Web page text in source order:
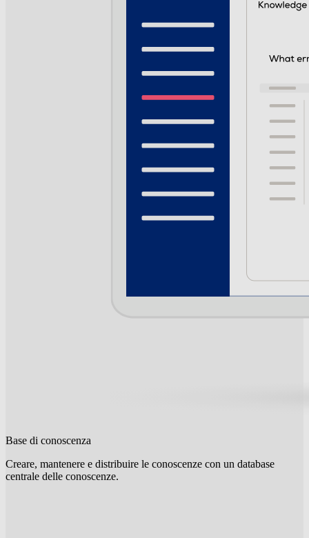
Base di conoscenza
Creare, mantenere e distribuire le conoscenze con un database
centrale delle conoscenze.